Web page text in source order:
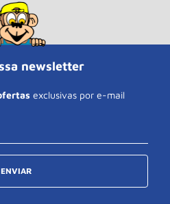
newsletter
exclusivas por e-mail
ENVIAR